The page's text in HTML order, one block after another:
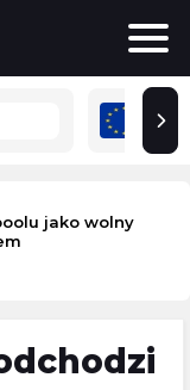
jako wolny